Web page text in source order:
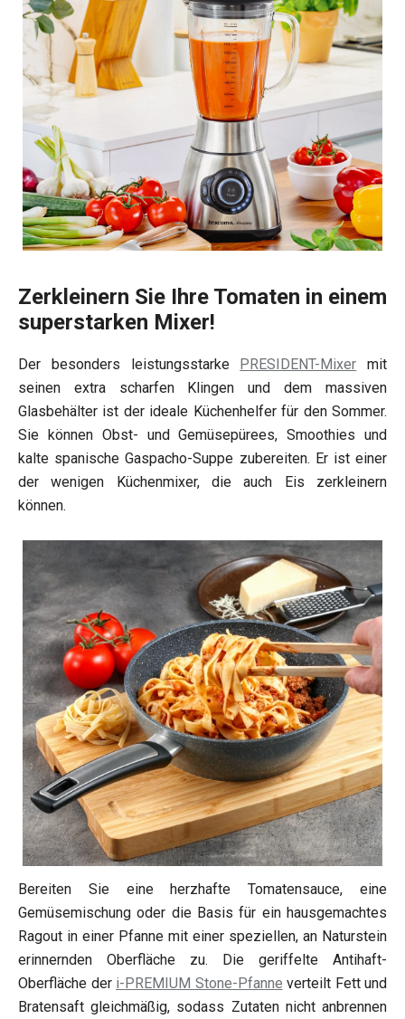
Zerkleinern Sie Ihre Tomaten in einem
superstarken Mixer!
Der besonders leistungsstarke PRESIDENT-Mixer mit
seinen extra scharfen Klingen und dem massiven
Glasbehälter ist der ideale Küchenhelfer für den Sommer.
Sie können Obst- und Gemüsepürees, Smoothies und
kalte spanische Gaspacho-Suppe zubereiten. Er ist einer
der wenigen Küchenmixer, die auch Eis zerkleinern
können.
Bereiten Sie eine herzhafte Tomatensauce, eine
Gemüsemischung oder die Basis für ein hausgemachtes
Ragout in einer Pfanne mit einer speziellen, an Naturstein
erinnernden Oberfläche zu. Die geriffelte Antihaft-
Oberfläche der i-PREMIUM Stone-Pfanne verteilt Fett und
Bratensaft gleichmäßig, sodass Zutaten nicht anbrennen